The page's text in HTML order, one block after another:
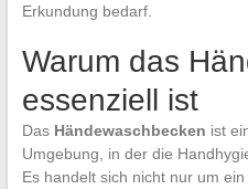
Erkundung bedarf.
Warum das
essenziell ist
Das Händewaschbecken ist
Umgebung, in der die
Es handelt sich nicht nur um